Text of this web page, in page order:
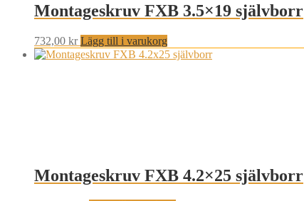
Montageskruv FXB 3.5×19 självborr
732,00 kr Lägg till i varukorg
Montageskruv FXB 4.2×25 självborr